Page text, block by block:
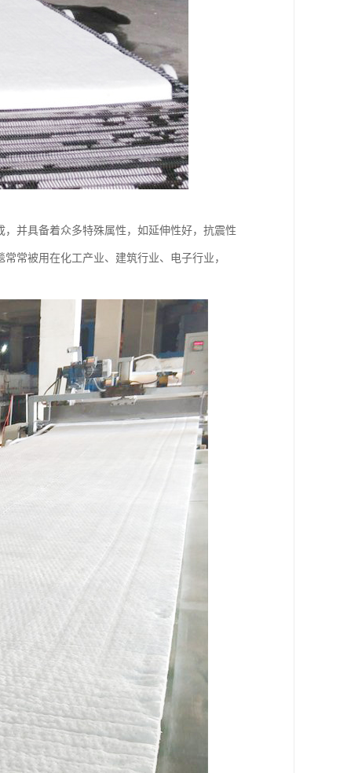
并具备着众多特殊属性，如延伸性好，抗震性
常被用在化工产业、建筑行业、电子行业，